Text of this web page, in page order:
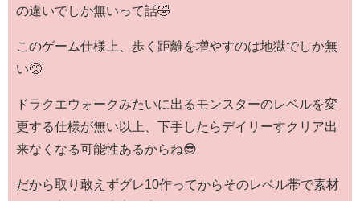
の違いでしか無いって話🤣
このゲーム仕様上、歩く距離を増やすのは地獄でしか無
い🥺
ドラクエウォークみたいに出るモンスターのレベルを変
更する仕様が無い以上、下手したらデイリーすクリア出
来なくなる可能性あるからね😎
だから取り敢えずグレ10作ってからそのレベル帯で素材